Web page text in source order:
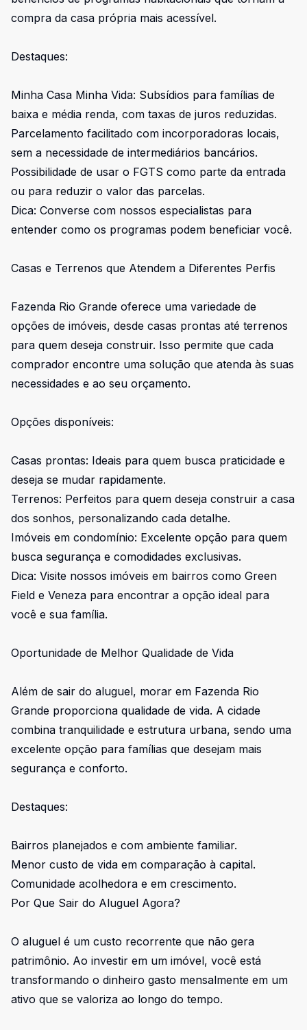
compra da casa própria mais acessível.
Destaques:
Minha Casa Minha Vida: Subsídios para famílias de
baixa e média renda, com taxas de juros reduzidas.
Parcelamento facilitado com incorporadoras locais,
sem a necessidade de intermediários bancários.
Possibilidade de usar o FGTS como parte da entrada
ou para reduzir o valor das parcelas.
Dica: Converse com nossos especialistas para
entender como os programas podem beneficiar você.
Casas e Terrenos que Atendem a Diferentes Perfis
Fazenda Rio Grande oferece uma variedade de
opções de imóveis, desde casas prontas até terrenos
para quem deseja construir. Isso permite que cada
comprador encontre uma solução que atenda às suas
necessidades e ao seu orçamento.
Opções disponíveis:
Casas prontas: Ideais para quem busca praticidade e
deseja se mudar rapidamente.
Terrenos: Perfeitos para quem deseja construir a casa
dos sonhos, personalizando cada detalhe.
Imóveis em condomínio: Excelente opção para quem
busca segurança e comodidades exclusivas.
Dica: Visite nossos imóveis em bairros como Green
Field e Veneza para encontrar a opção ideal para
você e sua família.
Oportunidade de Melhor Qualidade de Vida
Além de sair do aluguel, morar em Fazenda Rio
Grande proporciona qualidade de vida. A cidade
combina tranquilidade e estrutura urbana, sendo uma
excelente opção para famílias que desejam mais
segurança e conforto.
Destaques:
Bairros planejados e com ambiente familiar.
Menor custo de vida em comparação à capital.
Comunidade acolhedora e em crescimento.
Por Que Sair do Aluguel Agora?
O aluguel é um custo recorrente que não gera
patrimônio. Ao investir em um imóvel, você está
transformando o dinheiro gasto mensalmente em um
ativo que se valoriza ao longo do tempo.